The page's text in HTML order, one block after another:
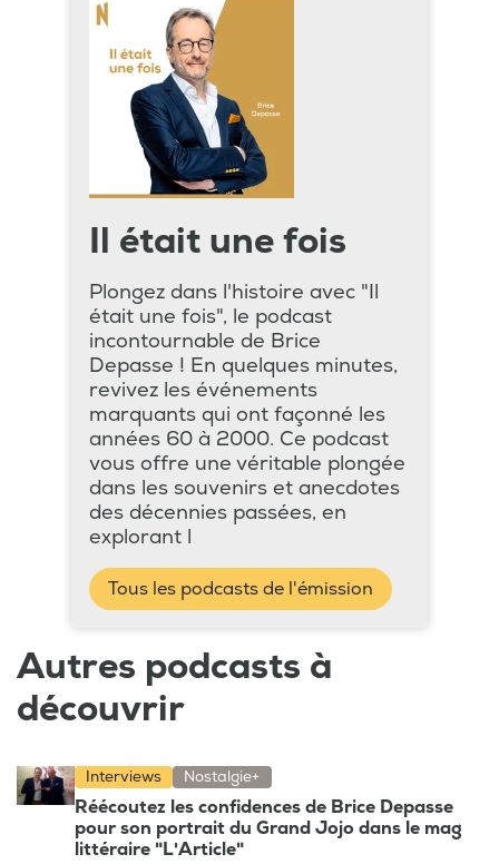
Il était une fois
Plongez dans l'histoire avec "Il
était une fois", le podcast
incontournable de Brice
Depasse ! En quelques minutes,
revivez les événements
marquants qui ont façonné les
années 60 à 2000. Ce podcast
vous offre une véritable plongée
dans les souvenirs et anecdotes
des décennies passées, en
explorant l
Tous les podcasts de l'émission
Autres podcasts à
découvrir
Interviews Nostalgie+
Réécoutez les confidences de Brice Depasse
pour son portrait du Grand Jojo dans le mag
littéraire "L'Article"